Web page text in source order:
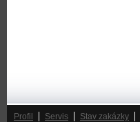
Profil Servis Stav zakázky